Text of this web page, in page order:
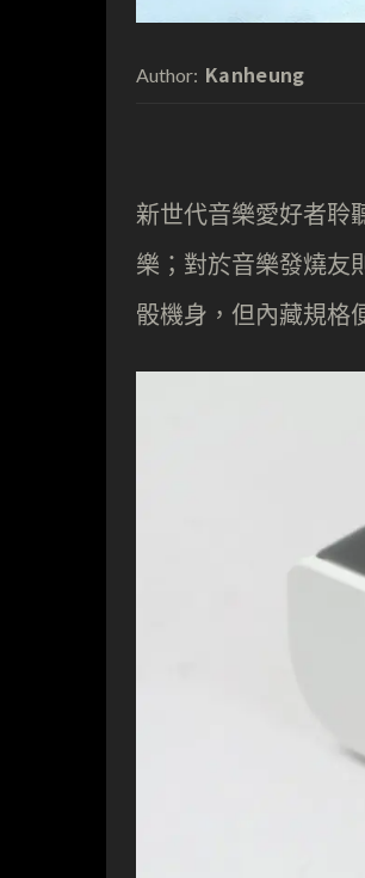
Author: Kanheung
新世代音樂愛好者聆
樂；對於音樂發燒友
骰機身，但內藏規格